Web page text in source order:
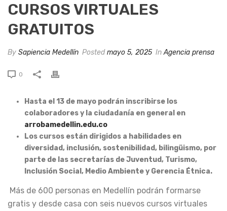
CURSOS VIRTUALES
GRATUITOS
By Sapiencia Medellín Postedmayo 5, 2025 InAgencia prensa
0
Hasta el 13 de mayo podrán inscribirse los
colaboradores y la ciudadanía en general en
arrobamedellin.edu.co
Los cursos están dirigidos a habilidades en
diversidad, inclusión, sostenibilidad, bilingüismo, por
parte de las secretarías de Juventud, Turismo,
Inclusión Social, Medio Ambiente y Gerencia Étnica.
Más de 600 personas en Medellín podrán formarse
gratis y desde casa con seis nuevos cursos virtuales